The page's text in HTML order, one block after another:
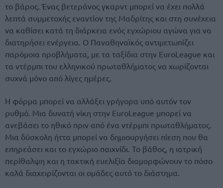
το βάρος. Ένας βετεράνος γκαρντ μπορεί να έχει πολλά
λεπτά συμμετοχής εναντίον της Μαδρίτης και στη συνέχεια
να καθίσει κατά τη διάρκεια ενός εγχώριου αγώνα για να
διατηρήσει ενέργεια. Ο Παναθηναϊκός αντιμετωπίζει
παρόμοια προβλήματα, με τα ταξίδια στην EuroLeague και
τα ντέρμπι του ελληνικού πρωταθλήματος να χωρίζονται
συχνά μόνο από λίγες ημέρες.
Η φόρμα μπορεί να αλλάξει γρήγορα υπό αυτόν τον
ρυθμό. Μια δυνατή νίκη στην EuroLeague μπορεί να
ανεβάσει το ηθικό πριν από ένα ντέρμπι πρωταθλήματος.
Μια δύσκολη ήττα μπορεί να δημιουργήσει πίεση που θα
επηρεάσει και το εγχώριο παιχνίδι. Το βάθος, η ιατρική
περίθαλψη και η τακτική ευελιξία διαμορφώνουν το πόσο
καλά διαχειρίζονται οι ομάδες αυτό το διάστημα.